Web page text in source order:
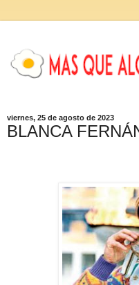
viernes, 25 de agosto de 2023
BLANCA